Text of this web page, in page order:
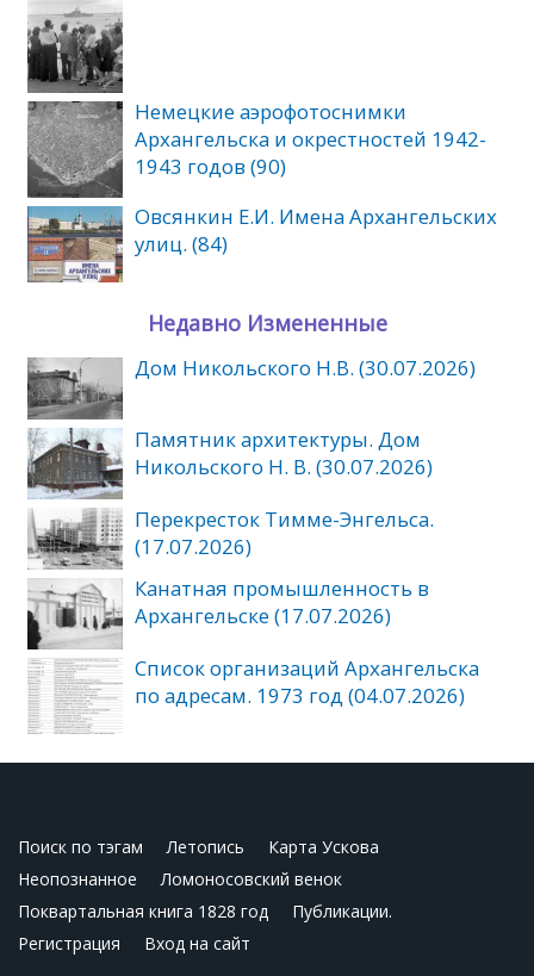
Немецкие аэрофотоснимки
Архангельска и окрестностей 1942-
1943 годов (90)
Овсянкин Е.И. Имена Архангельских
улиц. (84)
Недавно Измененные
Дом Никольского Н.В. (30.07.2026)
Памятник архитектуры. Дом
Никольского Н. В. (30.07.2026)
Перекресток Тимме-Энгельса.
(17.07.2026)
Канатная промышленность в
Архангельске (17.07.2026)
Список организаций Архангельска
по адресам. 1973 год (04.07.2026)
Поиск по тэгам Летопись
Карта Ускова
Неопознанное
Ломоносовский венок
Поквартальная книга 1828 год
Публикации.
Регистрация
Вход на сайт